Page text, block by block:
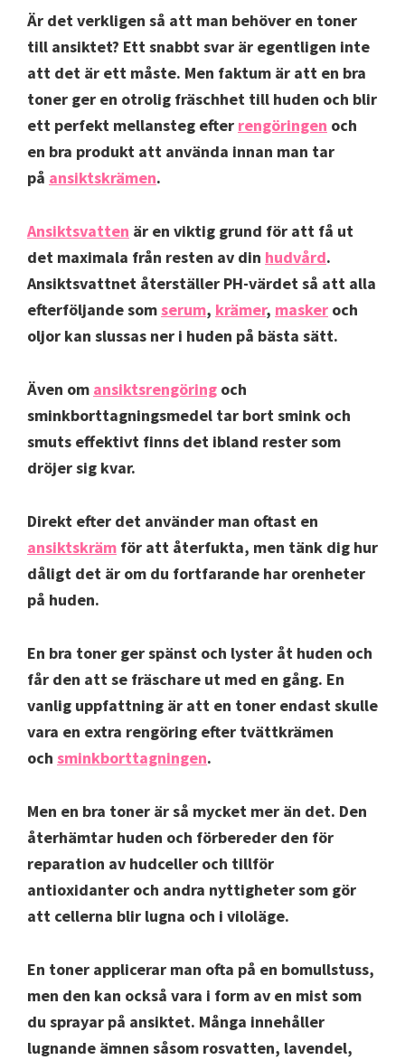
Är det verkligen så att man behöver en toner
till ansiktet? Ett snabbt svar är egentligen inte
att det är ett måste. Men faktum är att en bra
toner ger en otrolig fräschhet till huden och blir
ett perfekt mellansteg efter rengöringen och
en bra produkt att använda innan man tar
på ansiktskrämen.
Ansiktsvatten är en viktig grund för att få ut
det maximala från resten av din hudvård.
Ansiktsvattnet återställer PH-värdet så att alla
efterföljande somserum, krämer, masker och
oljor kan slussas ner i huden på bästa sätt.
Även om ansiktsrengöring och
sminkborttagningsmedel tar bort smink och
smuts effektivt finns det ibland rester som
dröjer sig kvar.
Direkt efter det använder man oftast en
ansiktskräm för att återfukta, men tänk dig hur
dåligt det är om du fortfarande har orenheter
på huden.
En bra toner ger spänst och lyster åt huden och
får den att se fräschare ut med en gång. En
vanlig uppfattning är att en toner endast skulle
vara en extra rengöring efter tvättkrämen
och sminkborttagningen.
Men en bra toner är så mycket mer än det. Den
återhämtar huden och förbereder den för
reparation av hudceller och tillför
antioxidanter och andra nyttigheter som gör
att cellerna blir lugna och i viloläge.
En toner applicerar man ofta på en bomullstuss,
men den kan också vara i form av en mist som
du sprayar på ansiktet. Många innehåller
lugnande ämnen såsom rosvatten, lavendel,